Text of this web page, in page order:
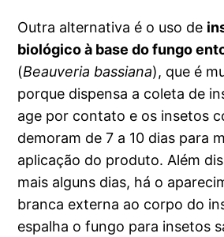
Outra alternativa é o uso de
biológico à base do fungo
(Beauveria bassiana), que é
porque dispensa a coleta de
age por contato e os insetos
demoram de 7 a 10 dias para
aplicação do produto. Além
mais alguns dias, há o
branca externa ao corpo do
espalha o fungo para insetos